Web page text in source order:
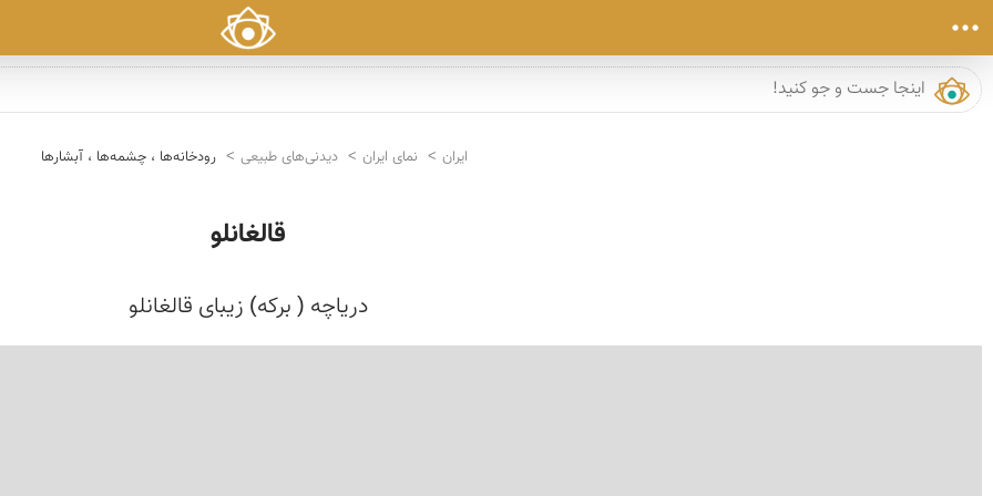
ایران نمای ایران دیدنی‌های طبیعی رودخانه‌ها ، چشمه‌ها ، آبشارها
قالغانلو
دریاچه ( برکه) زیبای قالغانلو